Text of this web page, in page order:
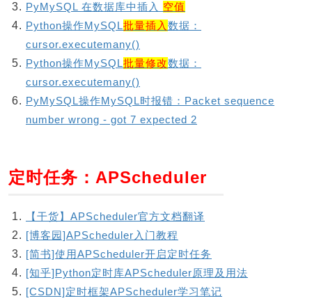
PyMySQL 在数据库中插入 空值
Python操作MySQL批量插入 数据：
cursor.executemany()
Python操作MySQL批量修改数据：
cursor.executemany()
PyMySQL操作MySQL时报错：Packet sequence
number wrong - got 7 expected 2
定时任务：APScheduler
【干货】APScheduler官方文档翻译
[博客园]APScheduler入门教程
[简书]使用APScheduler开启定时任务
[知乎]Python定时库APScheduler原理及用法
[CSDN]定时框架APScheduler学习笔记